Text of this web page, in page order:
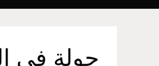
جولة في